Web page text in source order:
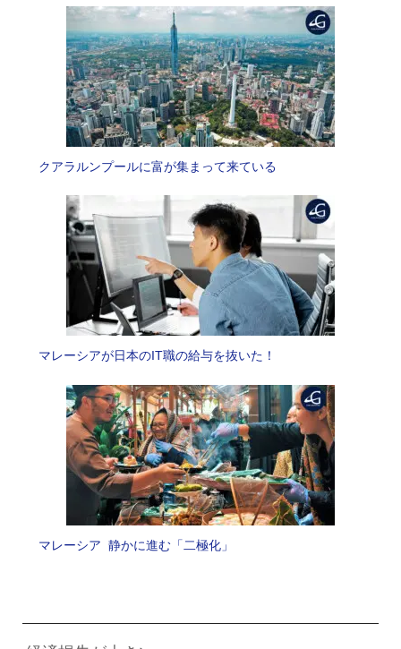
クアラルンプールに富が集まって来ている
マレーシアが日本のIT職の給与を抜いた！
マレーシア 静かに進む「二極化」